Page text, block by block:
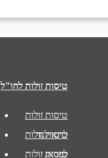
טיסות זולות לחו"ל
טיסות זולות
לתאילנד
טיסות זולות
לפראג
טיסות זולות